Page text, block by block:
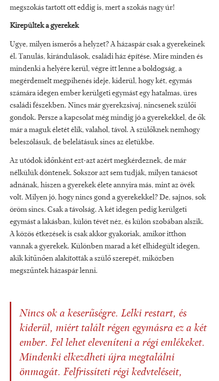
megszokás tartott ott eddig is, mert a szokás nagy úr!
Kirepültek a gyerekek
Ugye, milyen ismerős a helyzet? A házaspár csak a gyerekeinek
él. Tanulás, kirándulások, családi ház építése. Mire minden és
mindenki a helyére kerül, végre itt lenne a boldogság, a
megérdemelt megpihenés ideje, kiderül, hogy két, egymás
számára idegen ember kerülgeti egymást egy hatalmas, üres
családi fészekben. Nincs már gyerekzsivaj, nincsenek szülői
gondok. Persze a kapcsolat még mindig jó a gyerekekkel, de ők
már a maguk életét élik, valahol, távol. A szülőknek nemhogy
beleszólásuk, de belelátásuk sincs az életükbe.
Az utódok időnként ezt-azt azért megkérdeznek, de már
nélkülük döntenek. Sokszor azt sem tudják, milyen tanácsot
adnának, hiszen a gyerekek élete annyira más, mint az övék
volt. Milyen jó, hogy nincs gond a gyerekekkel? De, sajnos, sok
öröm sincs. Csak a távolság. A két idegen pedig kerülgeti
egymást a lakásban, külön tévét néz, és külön szobában alszik.
A közös étkezések is csak akkor gyakoriak, amikor itthon
vannak a gyerekek. Különben marad a két elhidegült idegen,
akik kitűnően alakították a szülő szerepét, miközben
megszűntek házaspár lenni.
Nincs ok a keserűségre. Lelki restart, és
kiderül, miért talált régen egymásra ez a két
ember. Fel lehet eleveníteni a régi emlékeket.
Mindenki elkezdheti újra megtalálni
önmagát. Felfrissíteti régi kedvteléseit,